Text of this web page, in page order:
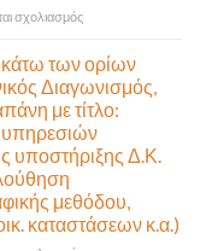
&
τηλεδιάσκεψη
(μικτή
συνεδρίαση),
την
Πέμπτη
06
Αυγούστου
&
ώρα
1ου
Δημοτικού
Καλλιθέας
σχολιασμόςστο
προκήρυξης
διαγωνισμού
για
την
εκμίσθωση
του
κυλικείου
του
κάτω των ορίων
Διαγωνισμός,
με τίτλο:
υποστήριξης Δ.Κ.
μεθόδου,
καταστάσεων κ.α.)